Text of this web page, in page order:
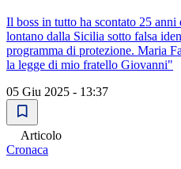
Il boss in tutto ha scontato 25
lontano dalla Sicilia sotto falsa
programma di protezione. Maria
la legge di mio fratello Giovanni"
05 Giu 2025 - 13:37
Articolo
Cronaca